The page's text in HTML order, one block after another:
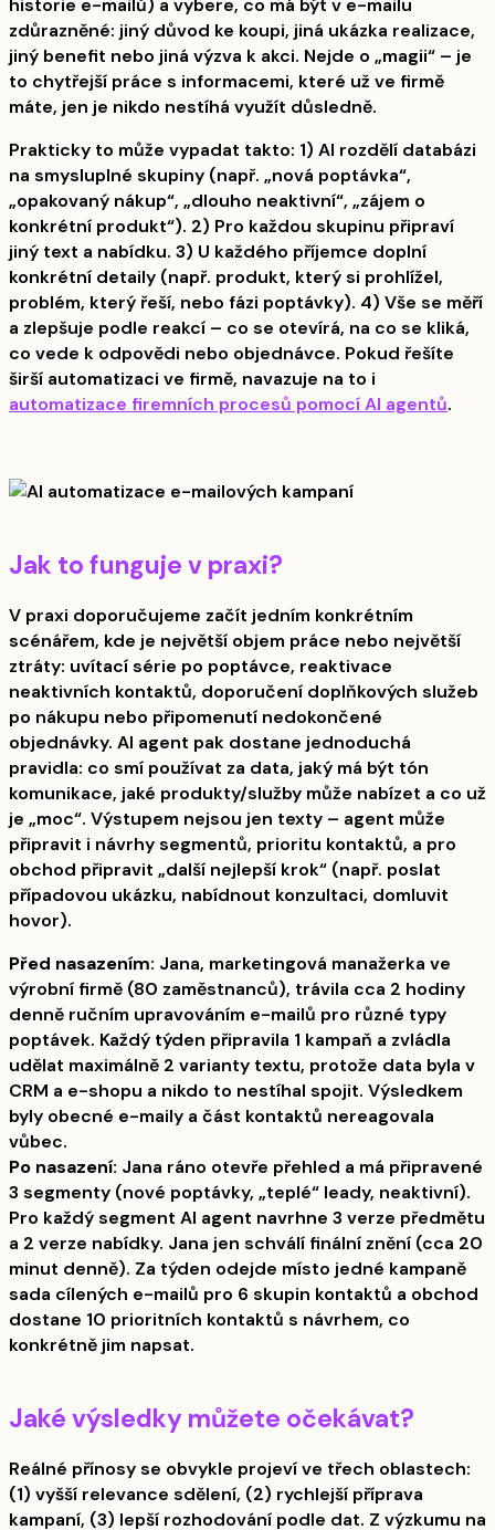
historie e-mailů) a vybere, co má být v e-mailu
zdůrazněné: jiný důvod ke koupi, jiná ukázka realizace,
jiný benefit nebo jiná výzva k akci. Nejde o „magii“ – je
to chytřejší práce s informacemi, které už ve firmě
máte, jen je nikdo nestíhá využít důsledně.
Prakticky to může vypadat takto: 1) AI rozdělí databázi
na smysluplné skupiny (např. „nová poptávka“,
„opakovaný nákup“, „dlouho neaktivní“, „zájem o
konkrétní produkt“). 2) Pro každou skupinu připraví
jiný text a nabídku. 3) U každého příjemce doplní
konkrétní detaily (např. produkt, který si prohlížel,
problém, který řeší, nebo fázi poptávky). 4) Vše se měří
a zlepšuje podle reakcí – co se otevírá, na co se kliká,
co vede k odpovědi nebo objednávce. Pokud řešíte
širší automatizaci ve firmě, navazuje na to i
automatizace firemních procesů pomocí AI agentů.
Jak to funguje v praxi?
V praxi doporučujeme začít jedním konkrétním
scénářem, kde je největší objem práce nebo největší
ztráty: uvítací série po poptávce, reaktivace
neaktivních kontaktů, doporučení doplňkových služeb
po nákupu nebo připomenutí nedokončené
objednávky. AI agent pak dostane jednoduchá
pravidla: co smí používat za data, jaký má být tón
komunikace, jaké produkty/služby může nabízet a co už
je „moc“. Výstupem nejsou jen texty – agent může
připravit i návrhy segmentů, prioritu kontaktů, a pro
obchod připravit „další nejlepší krok“ (např. poslat
případovou ukázku, nabídnout konzultaci, domluvit
hovor).
Před nasazením: Jana, marketingová manažerka ve
výrobní firmě (80 zaměstnanců), trávila cca 2 hodiny
denně ručním upravováním e-mailů pro různé typy
poptávek. Každý týden připravila 1 kampaň a zvládla
udělat maximálně 2 varianty textu, protože data byla v
CRM a e-shopu a nikdo to nestíhal spojit. Výsledkem
byly obecné e-maily a část kontaktů nereagovala
vůbec.
Po nasazení: Jana ráno otevře přehled a má připravené
3 segmenty (nové poptávky, „teplé“ leady, neaktivní).
Pro každý segment AI agent navrhne 3 verze předmětu
a 2 verze nabídky. Jana jen schválí finální znění (cca 20
minut denně). Za týden odejde místo jedné kampaně
sada cílených e-mailů pro 6 skupin kontaktů a obchod
dostane 10 prioritních kontaktů s návrhem, co
konkrétně jim napsat.
Jaké výsledky můžete očekávat?
Reálné přínosy se obvykle projeví ve třech oblastech:
(1) vyšší relevance sdělení, (2) rychlejší příprava
kampaní, (3) lepší rozhodování podle dat. Z výzkumu na